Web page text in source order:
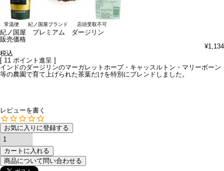
常温便 紀ノ国屋ブランド 店頭受取不可
紀ノ国屋 プレミアム ダージリン
販売価格
¥1,134
税込
[ 11 ポイント進呈 ]
インドのダージリンのマーガレットホープ・キャッスルトン・マリーボーン
等の農園で育て上げられた茶葉だけを特別にブレンドしました。
レビューを書く
お気に入りに登録する
カートに入れる
商品について問い合わせる